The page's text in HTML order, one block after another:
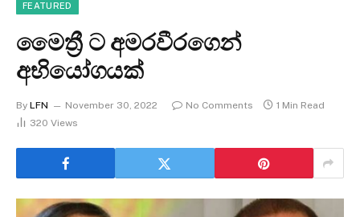
FEATURED
මෛත්‍රී ට අමරවීරගෙන්
අභියෝගයක්
By LFN November 30, 2022 No Comments
1 Min Read
320 Views